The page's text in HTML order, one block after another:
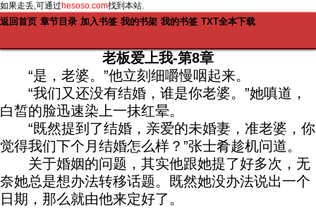
如果走丢,可通过hesoso.com找到本站.
返回首页 章节目录 加入书签 我的书架 我的书签 TXT全本下载
老板爱上我-第8章
“是，老婆。”他立刻细嚼慢咽起来。
“我们又还没有结婚，谁是你老婆。”她嗔道，
白皙的脸迅速染上一抹红晕。
“既然提到了结婚，亲爱的未婚妻，准老婆，你
觉得我们下个月结婚怎么样？”张士肴趁机问道。
关于婚姻的问题，其实他跟她提了好多次，无
奈她总是想办法转移话题。既然她没办法说出一个
日期，那么就由他来定好了。